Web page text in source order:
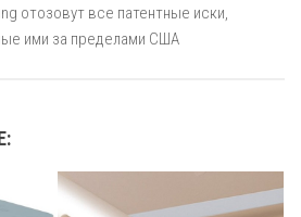
отозовут все патентные иски,
ими за пределами США